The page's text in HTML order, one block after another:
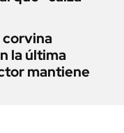
la última
mantiene